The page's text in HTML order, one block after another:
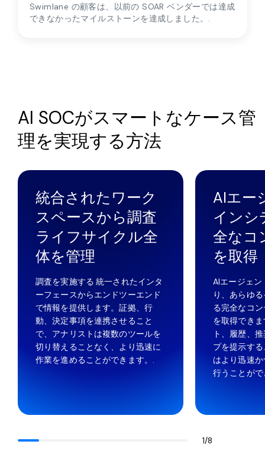
Swimlane の顧客は、以前の SOAR ベンダーでは達成
できなかったマイルストーンを達成しました。.
AI SOCがスマートなケース管
理を実現する方法
統合されたワーク
スペースから調査
ライフサイクル全
体を管理
調査を実施する 統一されたインタ
ーフェースからエンドツーエンド
で情報を提供します。証拠、行
動、決定事項を連携させること
で、アナリストは複数のツールを
切り替えることなく、より迅速に
作業を進めることができます。.
AIエー
インシ
全なコ
を取得
AIエージェ
り、あらゆ
る完全なコ
を取得でき
ト、履歴、
プを提示す
はより迅速
行うことが
1/8